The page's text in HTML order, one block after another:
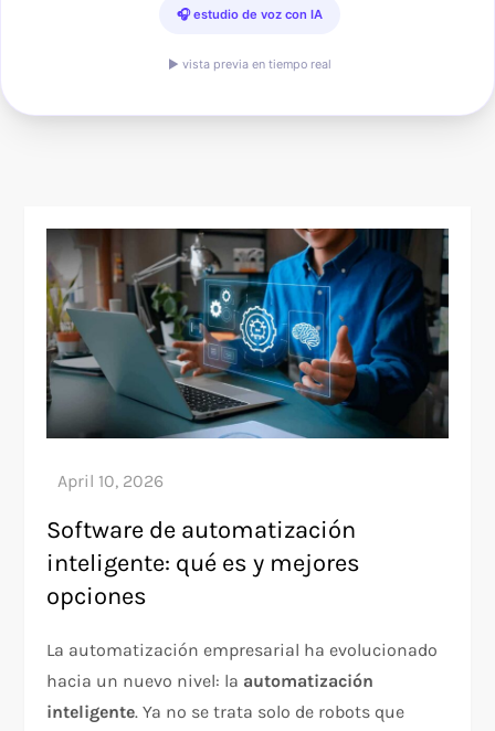
🎧 estudio de voz con IA
▶ vista previa en tiempo real
Software de automatización
inteligente: qué es y mejores
opciones
La automatización empresarial ha evolucionado
hacia un nuevo nivel: la automatización
inteligente. Ya no se trata solo de robots que